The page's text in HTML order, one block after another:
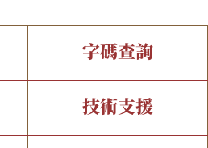
全字庫現況
字碼查詢
部件查詢
技術支援